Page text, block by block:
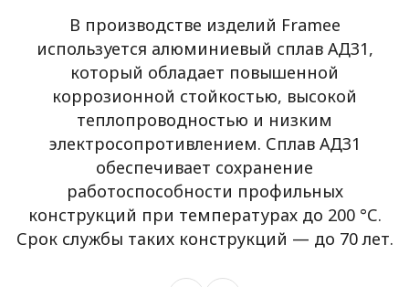
В производстве изделий Framee
используется алюминиевый сплав АД31,
который обладает повышенной
коррозионной стойкостью, высокой
теплопроводностью и низким
электросопротивлением. Сплав АД31
обеспечивает сохранение
работоспособности профильных
конструкций при температурах до 200 °С.
Срок службы таких конструкций — до 70 лет.